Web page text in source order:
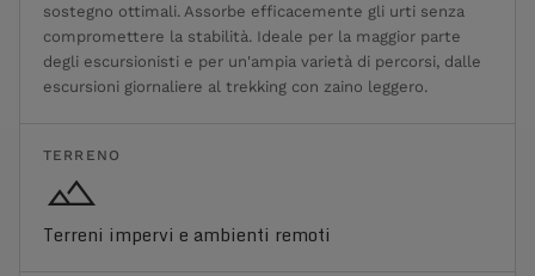
sostegno ottimali. Assorbe efficacemente gli urti senza
compromettere la stabilità. Ideale per la maggior parte
degli escursionisti e per un'ampia varietà di percorsi, dalle
escursioni giornaliere al trekking con zaino leggero.
TERRENO
Terreni impervi e ambienti remoti